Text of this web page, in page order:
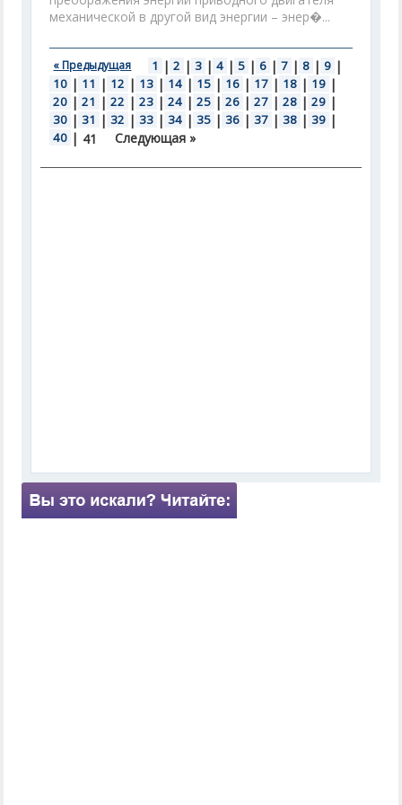
механической в другой вид энергии – энер�...
« Предыдущая 1 | 2 | 3 | 4 | 5 | 6 | 7 | 8 | 9 |
10 | 11 | 12 | 13 | 14 | 15 | 16 | 17 | 18 | 19 |
20 | 21 | 22 | 23 | 24 | 25 | 26 | 27 | 28 | 29 |
30 | 31 | 32 | 33 | 34 | 35 | 36 | 37 | 38 | 39 |
40 | 41 Следующая »